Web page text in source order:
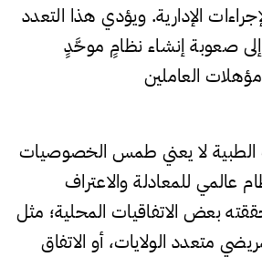
الإدارية. ويؤدي هذا التعدد
إلى صعوبة إنشاء نظامٍ موحَّدٍ
العاملين
الطبية لا يعني طمس الخصوصيات
عالمي للمعادلة والاعتراف
بعض الاتفاقيات المحلية؛ مثل
متعدد الولايات، أو الاتفاق